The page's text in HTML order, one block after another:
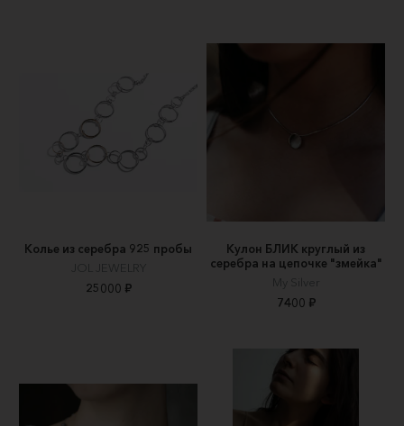
Колье из серебра 925 пробы
JOL JEWELRY
25000 ₽
Кулон БЛИК круглый из
серебра на цепочке "змейка"
My Silver
7400 ₽